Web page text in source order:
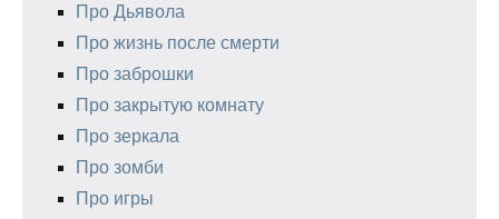
Про Дьявола
Про жизнь после смерти
Про заброшки
Про закрытую комнату
Про зеркала
Про зомби
Про игры